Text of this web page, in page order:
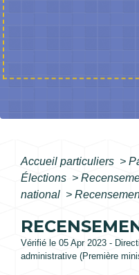
Accueil particuliers >
Élections >
national >
Vérifié le 05 Apr 2023 -
administrative (Première